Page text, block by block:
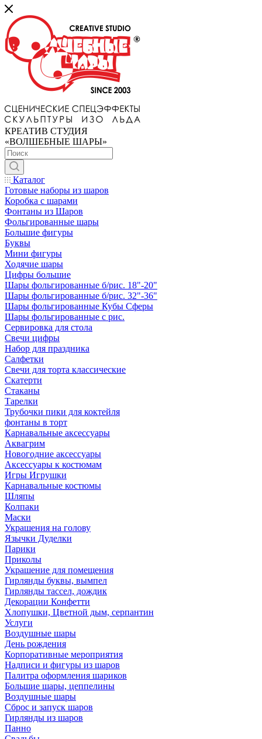
КРЕАТИВ СТУДИЯ
«ВОЛШЕБНЫЕ ШАРЫ»
Каталог
Готовые наборы из шаров
Коробка с шарами
Фонтаны из Шаров
Фольгированные шары
Большие фигуры
Буквы
Мини фигуры
Ходячие шары
Цифры большие
Шары фольгированные б/рис. 18"-20"
Шары фольгированные б/рис. 32"-36"
Шары фольгированные Кубы Сферы
Шары фольгированные с рис.
Сервировка для стола
Свечи цифры
Набор для праздника
Салфетки
Свечи для торта классические
Скатерти
Стаканы
Тарелки
Трубочки пики для коктейля
фонтаны в торт
Карнавальные аксессуары
Аквагрим
Новогодние аксессуары
Аксессуары к костюмам
Игры Игрушки
Карнавальные костюмы
Шляпы
Колпаки
Маски
Украшения на голову
Язычки Дуделки
Парики
Приколы
Украшение для помещения
Гирлянды буквы, вымпел
Гирлянды тассел, дождик
Декорации Конфетти
Хлопушки, Цветной дым, серпантин
Услуги
Воздушные шары
День рождения
Корпоративные мероприятия
Надписи и фигуры из шаров
Палитра оформления шариков
Большие шары, цеппелины
Воздушные шары
Сброс и запуск шаров
Гирлянды из шаров
Панно